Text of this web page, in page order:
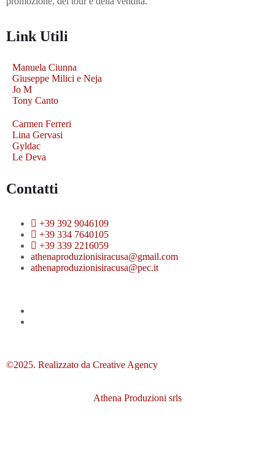
Link Utili
Manuela Ciunna
Giuseppe Milici e Neja
Jo M
Tony Canto
Carmen Ferreri
Lina Gervasi
Gyldac
Le Deva
Contatti
+39 392 9046109
+39 334 7640105
+39 339 2216059
athenaproduzionisiracusa@gmail.com
athenaproduzionisiracusa@pec.it
©2025. Realizzato da Creative Agency
Athena Produzioni srls